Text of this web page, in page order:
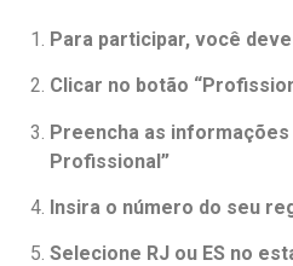
Para participar, você deve
Clicar no botão
Preencha as informações
Profissional”
Insira o número do seu
Selecione RJ ou ES no